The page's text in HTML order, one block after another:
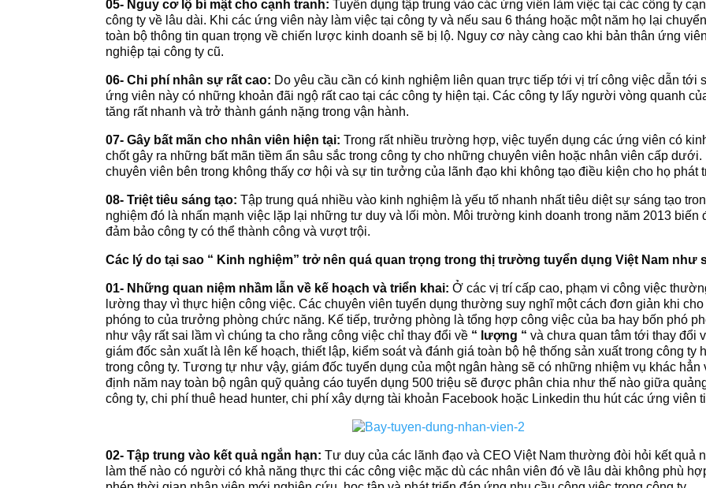
05- Nguy cơ lộ bí mật cho cạnh tranh:Tuyển dụng tập trung vào các ứng viên làm việc tại các công ty
công ty về lâu dài. Khi các ứng viên này làm việc tại công ty và nếu sau 6 tháng hoặc một năm họ lại
toàn bộ thông tin quan trọng về chiến lược kinh doanh sẽ bị lộ. Nguy cơ này càng cao khi bản thân ứng
nghiệp tại công ty cũ.
06-Chi phí nhân sự rất cao: Do yêu cầu cần có kinh nghiệm liên quan trực tiếp tới vị trí công việc dẫn
ứng viên này có những khoản đãi ngộ rất cao tại các công ty hiện tại. Các công ty lấy người vòng quanh
tăng rất nhanh và trở thành gánh nặng trong vận hành.
07-Gây bất mãn cho nhân viên hiện tại:Trong rất nhiều trường hợp, việc tuyển dụng các ứng viên có
chốt gây ra những bất mãn tiềm ẩn sâu sắc trong công ty cho những chuyên viên hoặc nhân viên cấp
chuyên viên bên trong không thấy cơ hội và sự tin tưởng của lãnh đạo khi không tạo điều kiện cho họ phát
08-Triệt tiêu sáng tạo:Tập trung quá nhiều vào kinh nghiệm là yếu tố nhanh nhất tiêu diệt sự sáng tạo
nghiệm đó là nhấn mạnh việc lặp lại những tư duy và lối mòn. Môi trường kinh doanh trong năm 2013 biến
đảm bảo công ty có thể thành công và vượt trội.
Các lý do tại sao “ Kinh nghiệm” trở nên quá quan trọng trong thị trường tuyển dụng Việt Nam như
01- Những quan niệm nhầm lẫn về kế hoạch và triển khai:Ở các vị trí cấp cao, phạm vi công việc
lường thay vì thực hiện công việc. Các chuyên viên tuyển dụng thường suy nghĩ một cách đơn giản khi
phóng to của trưởng phòng chức năng. Kế tiếp, trưởng phòng là tổng hợp công việc của ba hay bốn phó
như vậy rất sai lầm vì chúng ta cho rằng công việc chỉ thay đổi về “ lượng “ và chưa quan tâm tới thay đổi
giám đốc sản xuất là lên kế hoạch, thiết lập, kiểm soát và đánh giá toàn bộ hệ thống sản xuất trong công
trong công ty. Tương tự như vậy, giám đốc tuyển dụng của một ngân hàng sẽ có những nhiệm vụ khác
định năm nay toàn bộ ngân quỹ quảng cáo tuyển dụng 500 triệu sẽ được phân chia như thế nào giữa
công ty, chi phí thuê head hunter, chi phí xây dựng tài khoản Facebook hoặc Linkedin thu hút các ứng viên
02-Tập trung vào kết quả ngắn hạn:Tư duy của các lãnh đạo và CEO Việt Nam thường đòi hỏi kết
làm thế nào có người có khả năng thực thi các công việc mặc dù các nhân viên đó về lâu dài không phù